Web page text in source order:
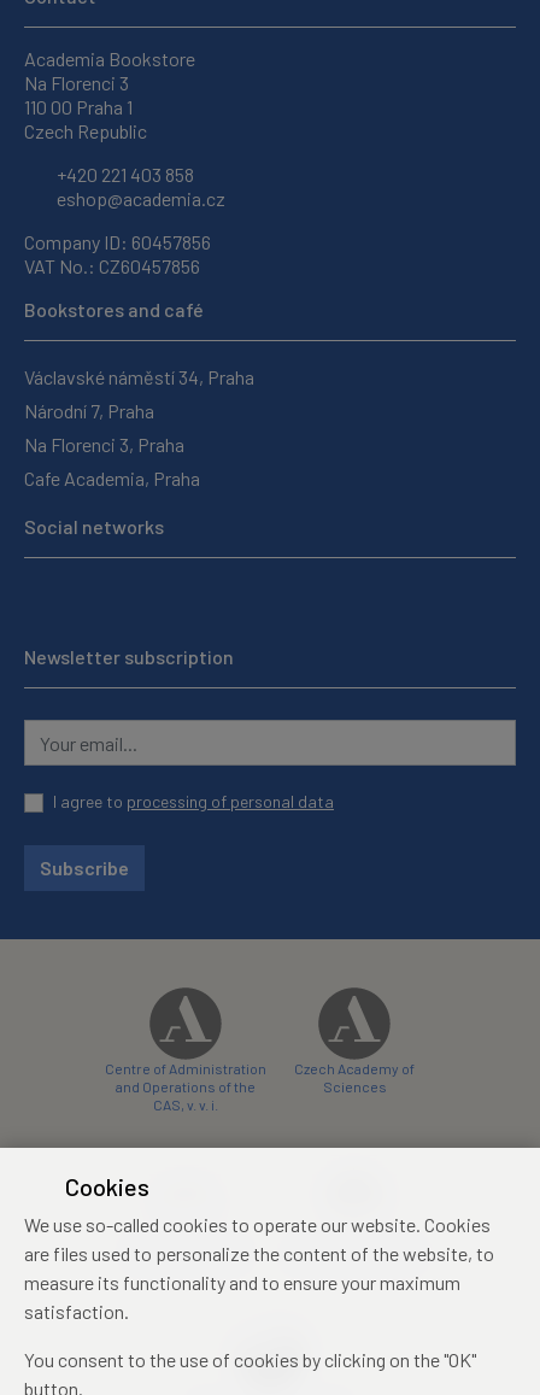
Academia Bookstore
Na Florenci 3
110 00 Praha 1
Czech Republic
+420 221 403 858
eshop@academia.cz
Company ID: 60457856
VAT No.: CZ60457856
Bookstores and café
Václavské náměstí 34, Praha
Národní 7, Praha
Na Florenci 3, Praha
Cafe Academia, Praha
Social networks
Newsletter subscription
I agree to processing of personal data
Subscribe
Centre of Administration
and Operations of the
CAS, v. v. i.
Czech Academy of
Sciences
conference centre
konferenční centrum
Cookies
We use so-called cookies to operate our website. Cookies
are files used to personalize the content of the website, to
measure its functionality and to ensure your maximum
satisfaction.
You consent to the use of cookies by clicking on the "OK"
button.